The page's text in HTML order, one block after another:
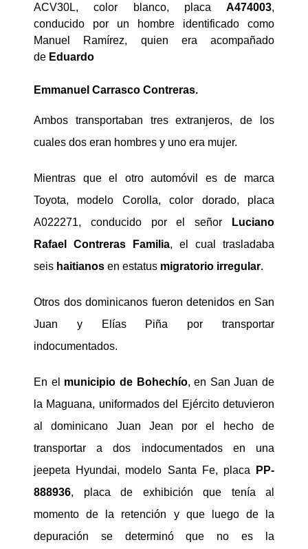
ACV30L, color blanco, placa A474003,
conducido por un hombre identificado como
Manuel Ramírez, quien era acompañado
de Eduardo
Emmanuel Carrasco Contreras.
Ambos transportaban tres extranjeros, de los
cuales dos eran hombres y uno era mujer.
Mientras que el otro automóvil es de marca
Toyota, modelo Corolla, color dorado, placa
A022271, conducido por el señor
Luciano
Rafael Contreras Familia, el cual trasladaba
seis haitianos en estatus migratorio irregular.
Otros dos dominicanos fueron detenidos en San
Juan y Elías Piña por transportar
indocumentados.
En el municipio de Bohechío, en San Juan de
la Maguana, uniformados del Ejército detuvieron
al dominicano Juan Jean por el hecho de
transportar a dos indocumentados en una
jeepeta Hyundai, modelo Santa Fe, placa
PP-
888936, placa de exhibición que tenía al
momento de la retención y que luego de la
depuración se determinó que no es la